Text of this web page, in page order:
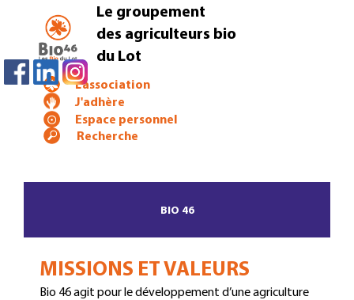
Le groupement
des agriculteurs bio
du Lot
L'association
J'adhère
Espace personnel
BIO 46
MISSIONS ET VALEURS
Bio 46 agit pour le développement d’une agriculture